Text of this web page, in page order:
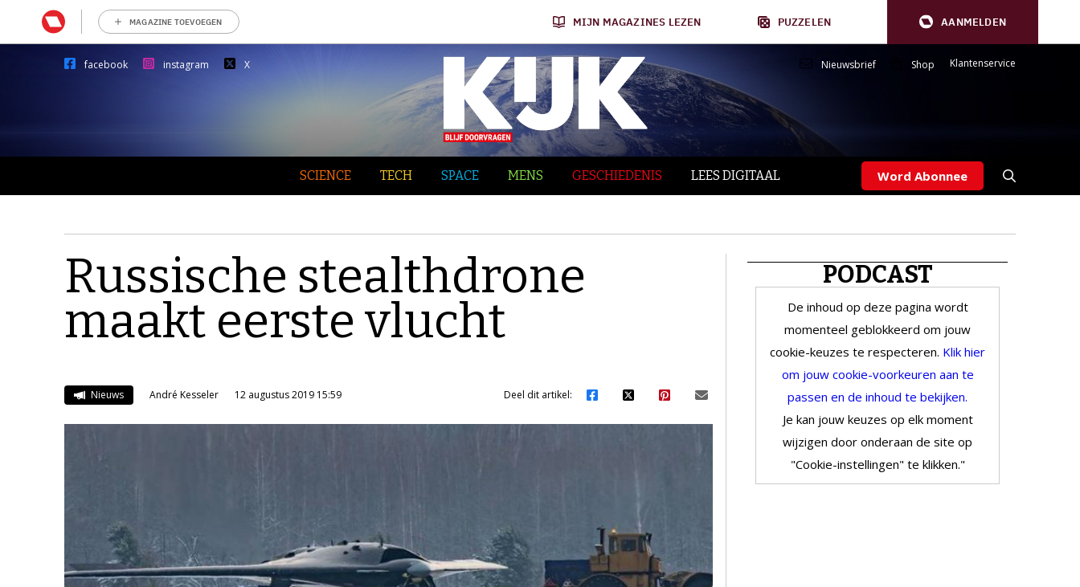
MAGAZINE TOEVOEGEN MIJN MAGAZINES LEZEN PUZZELEN AANMELDEN
facebook instagram X Nieuwsbrief Shop Klantenservice
SCIENCE TECH SPACE MENS GESCHIEDENIS LEES DIGITAAL Word Abonnee
Russische stealthdrone
maakt eerste vlucht
Nieuws André Kesseler 12 augustus 2019 15:59 Deel dit artikel:
PODCAST
De inhoud op deze pagina wordt
momenteel geblokkeerd om jouw
cookie-keuzes te respecteren. Klik hier
om jouw cookie-voorkeuren aan te
passen en de inhoud te bekijken.
Je kan jouw keuzes op elk moment
wijzigen door onderaan de site op
"Cookie-instellingen" te klikken."